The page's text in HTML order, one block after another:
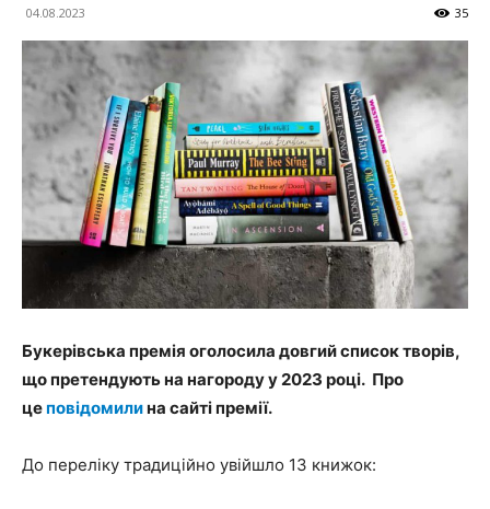
04.08.2023 35
Букерівська премія оголосила довгий список творів,
що претендують на нагороду у 2023 році. Про
цеповідомилина сайті премії.
До переліку традиційно увійшло 13 книжок: